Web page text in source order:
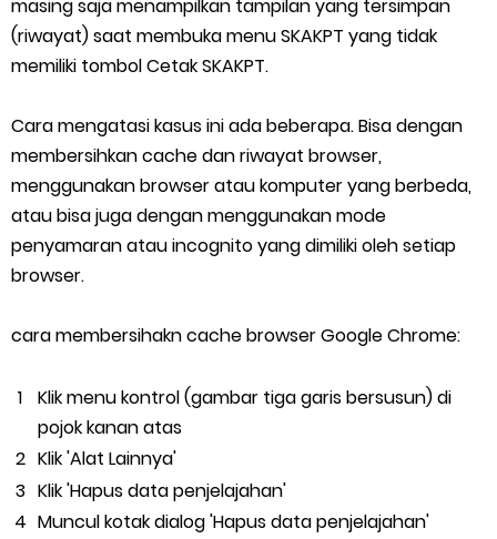
masing saja menampilkan tampilan yang tersimpan
(riwayat) saat membuka menu SKAKPT yang tidak
memiliki tombol Cetak SKAKPT.
Cara mengatasi kasus ini ada beberapa. Bisa dengan
membersihkan cache dan riwayat browser,
menggunakan browser atau komputer yang berbeda,
atau bisa juga dengan menggunakan mode
penyamaran atau incognito yang dimiliki oleh setiap
browser.
cara membersihakn cache browser Google Chrome:
Klik menu kontrol (gambar tiga garis bersusun) di
pojok kanan atas
Klik 'Alat Lainnya'
Klik 'Hapus data penjelajahan'
Muncul kotak dialog 'Hapus data penjelajahan'